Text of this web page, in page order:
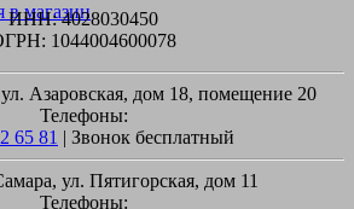
в магазин
ИНН: 4028030450
1044004600078
Азаровская, дом 18, помещение 20
Телефоны:
65 81 | Звонок бесплатный
ул. Пятигорская, дом 11
Телефоны: